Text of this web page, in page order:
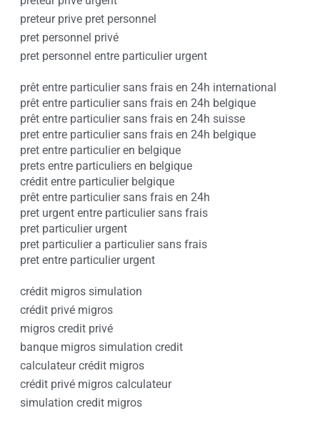
preteur prive pret personnel
pret personnel privé
pret personnel entre particulier urgent
prêt entre particulier sans frais en 24h international
prêt entre particulier sans frais en 24h belgique
prêt entre particulier sans frais en 24h suisse
pret entre particulier sans frais en 24h belgique
pret entre particulier en belgique
prets entre particuliers en belgique
crédit entre particulier belgique
prêt entre particulier sans frais en 24h
pret urgent entre particulier sans frais
pret particulier urgent
pret particulier a particulier sans frais
pret entre particulier urgent
crédit migros simulation
crédit privé migros
migros credit privé
banque migros simulation credit
calculateur crédit migros
crédit privé migros calculateur
simulation credit migros